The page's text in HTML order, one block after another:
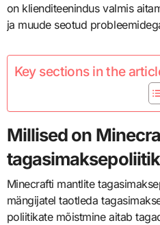
on klienditeenindus valmis
ja muude seotud
Key sections in the
Millised on
Minecrafti mantlite
mängijatel taotleda
poliitikate mõistmine aitab